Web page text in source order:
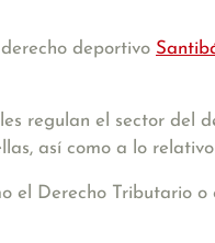
deportivo
regulan el sector del
así como a lo
el Derecho Tributario